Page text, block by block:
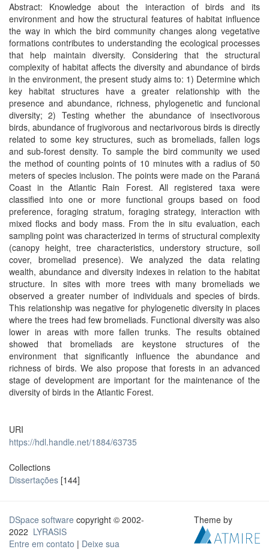
Abstract: Knowledge about the interaction of birds and its
environment and how the structural features of habitat influence
the way in which the bird community changes along vegetative
formations contributes to understanding the ecological processes
that help maintain diversity. Considering that the structural
complexity of habitat affects the diversity and abundance of birds
in the environment, the present study aims to: 1) Determine which
key habitat structures have a greater relationship with the
presence and abundance, richness, phylogenetic and funcional
diversity; 2) Testing whether the abundance of insectivorous
birds, abundance of frugivorous and nectarivorous birds is directly
related to some key structures, such as bromeliads, fallen logs
and sub-forest density. To sample the bird community we used
the method of counting points of 10 minutes with a radius of 50
meters of species inclusion. The points were made on the Paraná
Coast in the Atlantic Rain Forest. All registered taxa were
classified into one or more functional groups based on food
preference, foraging stratum, foraging strategy, interaction with
mixed flocks and body mass. From the in situ evaluation, each
sampling point was characterized in terms of structural complexity
(canopy height, tree characteristics, understory structure, soil
cover, bromeliad presence). We analyzed the data relating
wealth, abundance and diversity indexes in relation to the habitat
structure. In sites with more trees with many bromeliads we
observed a greater number of individuals and species of birds.
This relationship was negative for phylogenetic diversity in places
where the trees had few bromeliads. Functional diversity was also
lower in areas with more fallen trunks. The results obtained
showed that bromeliads are keystone structures of the
environment that significantly influence the abundance and
richness of birds. We also propose that forests in an advanced
stage of development are important for the maintenance of the
diversity of birds in the Atlantic Forest.
URI
https://hdl.handle.net/1884/63735
Collections
Dissertações [144]
DSpace software copyright © 2002-
2022 LYRASIS
Entre em contato | Deixe sua
Theme by